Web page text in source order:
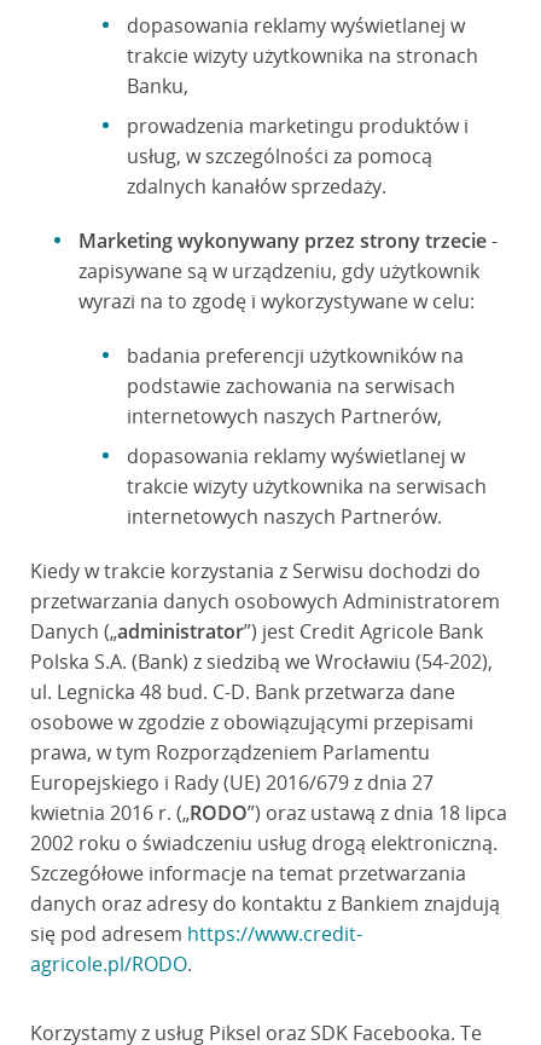
dopasowania reklamy wyświetlanej w
trakcie wizyty użytkownika na stronach
Banku,
prowadzenia marketingu produktów i
usług, w szczególności za pomocą
zdalnych kanałów sprzedaży.
Marketing wykonywany przez strony trzecie-
zapisywane są w urządzeniu, gdy użytkownik
wyrazi na to zgodę i wykorzystywane w celu:
badania preferencji użytkowników na
podstawie zachowania na serwisach
internetowych naszych Partnerów,
dopasowania reklamy wyświetlanej w
trakcie wizyty użytkownika na serwisach
internetowych naszych Partnerów.
Kiedy w trakcie korzystania z Serwisu dochodzi do
przetwarzania danych osobowych Administratorem
Danych („administrator”) jest Credit Agricole Bank
Polska S.A. (Bank) z siedzibą we Wrocławiu (54-202),
ul. Legnicka 48 bud. C-D. Bank przetwarza dane
osobowe w zgodzie z obowiązującymi przepisami
prawa, w tym Rozporządzeniem Parlamentu
Europejskiego i Rady (UE) 2016/679 z dnia 27
kwietnia 2016 r. („RODO”) oraz ustawą z dnia 18 lipca
2002 roku o świadczeniu usług drogą elektroniczną.
Szczegółowe informacje na temat przetwarzania
danych oraz adresy do kontaktu z Bankiem znajdują
się pod adresem https://www.credit-
agricole.pl/RODO.
Korzystamy z usług Piksel oraz SDK Facebooka. Te